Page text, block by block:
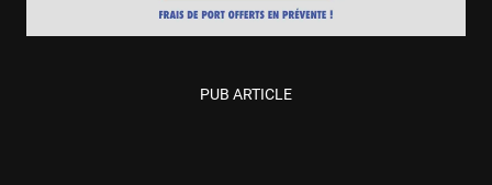
PUB ARTICLE